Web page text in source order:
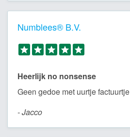
Numblees® B.V.
Heerlijk no nonsense
Geen gedoe met uurtje factuurtje
- Jacco